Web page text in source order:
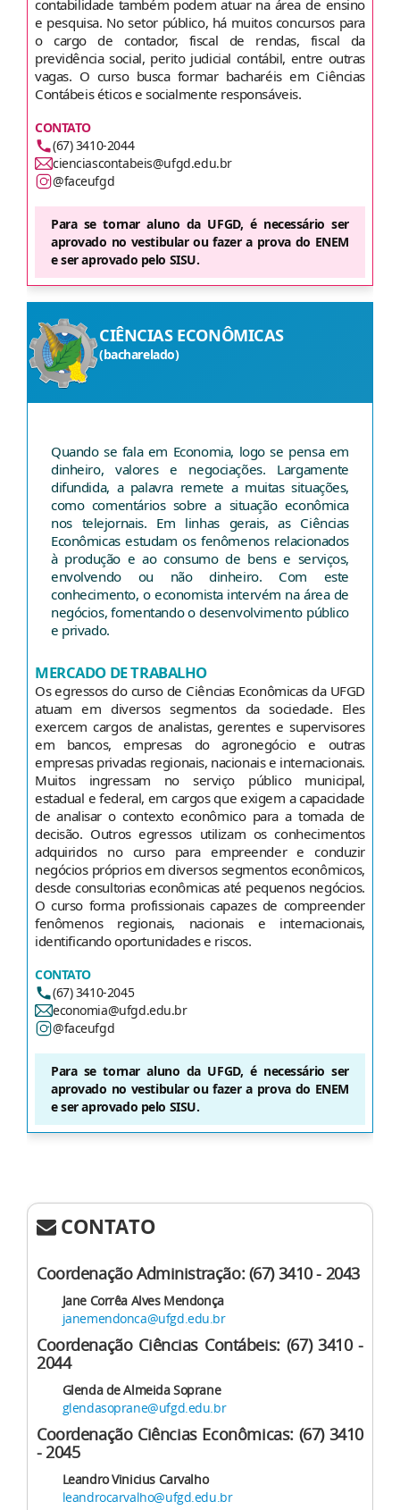
contabilidade também podem atuar na área de ensino
e pesquisa. No setor público, há muitos concursos para
o cargo de contador, fiscal de rendas, fiscal da
previdência social, perito judicial contábil, entre outras
vagas. O curso busca formar bacharéis em Ciências
Contábeis éticos e socialmente responsáveis.
CONTATO
(67) 3410-2044
cienciascontabeis@ufgd.edu.br
@faceufgd
Para se tornar aluno da UFGD, é necessário ser
aprovado no vestibular ou fazer a prova do ENEM
e ser aprovado pelo SISU.
CIÊNCIAS ECONÔMICAS
(bacharelado)
Quando se fala em Economia, logo se pensa em
dinheiro, valores e negociações. Largamente
difundida, a palavra remete a muitas situações,
como comentários sobre a situação econômica
nos telejornais. Em linhas gerais, as Ciências
Econômicas estudam os fenômenos relacionados
à produção e ao consumo de bens e serviços,
envolvendo ou não dinheiro. Com este
conhecimento, o economista intervém na área de
negócios, fomentando o desenvolvimento público
e privado.
MERCADO DE TRABALHO
Os egressos do curso de Ciências Econômicas da UFGD
atuam em diversos segmentos da sociedade. Eles
exercem cargos de analistas, gerentes e supervisores
em bancos, empresas do agronegócio e outras
empresas privadas regionais, nacionais e internacionais.
Muitos ingressam no serviço público municipal,
estadual e federal, em cargos que exigem a capacidade
de analisar o contexto econômico para a tomada de
decisão. Outros egressos utilizam os conhecimentos
adquiridos no curso para empreender e conduzir
negócios próprios em diversos segmentos econômicos,
desde consultorias econômicas até pequenos negócios.
O curso forma profissionais capazes de compreender
fenômenos regionais, nacionais e internacionais,
identificando oportunidades e riscos.
CONTATO
(67) 3410-2045
economia@ufgd.edu.br
@faceufgd
Para se tornar aluno da UFGD, é necessário ser
aprovado no vestibular ou fazer a prova do ENEM
e ser aprovado pelo SISU.
CONTATO
Coordenação Administração: (67) 3410 - 2043
Jane Corrêa Alves Mendonça
janemendonca@ufgd.edu.br
Coordenação Ciências Contábeis: (67) 3410 -
2044
Glenda de Almeida Soprane
glendasoprane@ufgd.edu.br
Coordenação Ciências Econômicas: (67) 3410
- 2045
Leandro Vinicius Carvalho
leandrocarvalho@ufgd.edu.br